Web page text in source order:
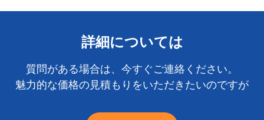
詳細については
質問がある場合は、今すぐご連絡ください。
魅力的な価格の見積もりをいただきたいのですが